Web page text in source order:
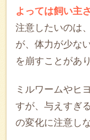
よっては飼い主
注意したいのは
が、体力が少な
を崩すことがあ
ミルワームやヒ
すが、与えすぎ
の変化に注意し